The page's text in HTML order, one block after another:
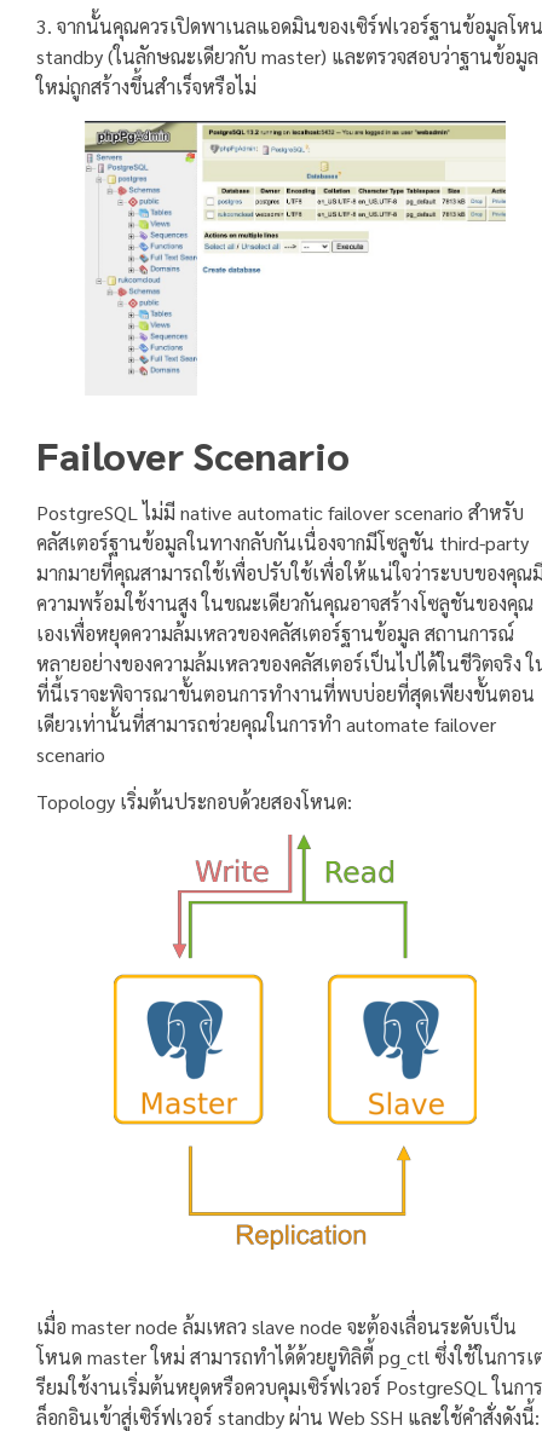
3. จากนั้นคุณควรเปิดพาเนลแอดมินของเซิร์ฟเวอร์ฐานข้อมูลโห
standby (ในลักษณะเดียวกับ master) และตรวจสอบว่าฐานข้อมูล
ใหม่ถูกสร้างขึ้นสำเร็จหรือไม่
Failover Scenario
PostgreSQL ไม่มี native automatic failover scenario สำหรับ
คลัสเตอร์ฐานข้อมูลในทางกลับกันเนื่องจากมีโซลูชัน third-party
มากมายที่คุณสามารถใช้เพื่อปรับใช้เพื่อให้แน่ใจว่าระบบของคุณ
ความพร้อมใช้งานสูง ในขณะเดียวกันคุณอาจสร้างโซลูชันของคุณ
เองเพื่อหยุดความล้มเหลวของคลัสเตอร์ฐานข้อมูล สถานการณ์
หลายอย่างของความล้มเหลวของคลัสเตอร์เป็นไปได้ในชีวิตจริง ใ
ที่นี้เราจะพิจารณาขั้นตอนการทำงานที่พบบ่อยที่สุดเพียงขั้นตอน
เดียวเท่านั้นที่สามารถช่วยคุณในการทำ automate failover
scenario
Topology เริ่มต้นประกอบด้วยสองโหนด:
เมื่อ master node ล้มเหลว slave node จะต้องเลื่อนระดับเป็น
โหนด master ใหม่ สามารถทำได้ด้วยยูทิลิตี้ pg_ctl ซึ่งใช้ในการเ
รียมใช้งานเริ่มต้นหยุดหรือควบคุมเซิร์ฟเวอร์ PostgreSQL ในการ
ล็อกอินเข้าสู่เซิร์ฟเวอร์ standby ผ่าน Web SSH และใช้คำสั่งดังนี้: